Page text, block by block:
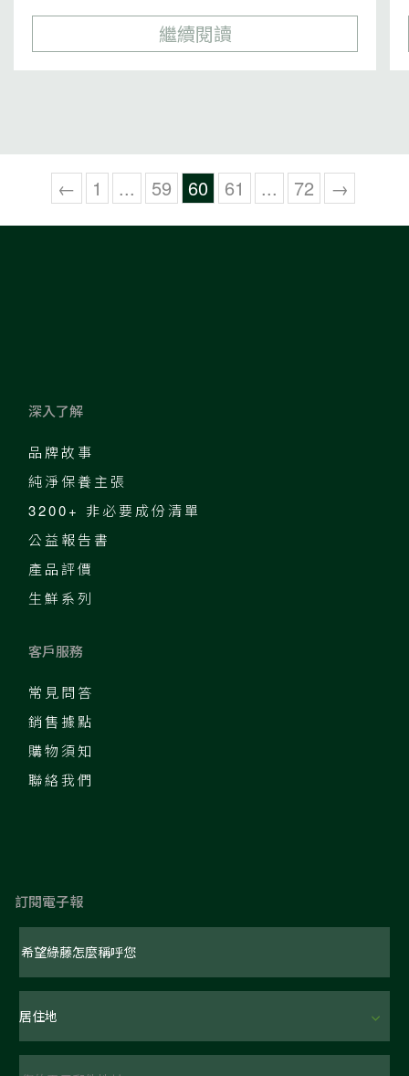
繼續閱讀
← 1 ... 59 60 61 ... 72 →
深入了解
品牌故事
純淨保養主張
3200+ 非必要成份清單
公益報告書
產品評價
生鮮系列
客戶服務
常見問答
銷售據點
購物須知
聯絡我們
訂閱電子報